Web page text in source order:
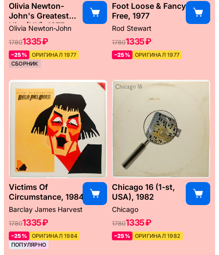
Olivia Newton-
John's Greatest
Hits (UK), 1977
Olivia Newton-John
17801335 ₽
–25%
ОРИГИНАЛ 1977
СБОРНИК
Foot Loose & Fancy
Free, 1977
Rod Stewart
17801335 ₽
–25% ОРИГИНАЛ 1977
Victims Of
Circumstance, 1984
Barclay James Harvest
17801335 ₽
–25%
ОРИГИНАЛ 1984
ПОПУЛЯРНО
Chicago 16 (1-st,
USA), 1982
Chicago
17801335 ₽
–25% ОРИГИНАЛ 1982